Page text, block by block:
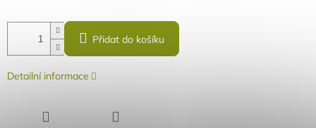
Přidat do košíku
Detailní informace